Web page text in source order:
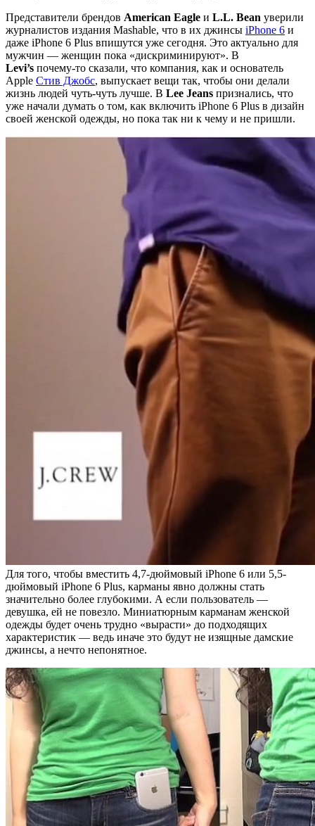
Представители брендов American Eagle и L.L. Bean уверили
журналистов издания Mashable, что в их джинсы iPhone 6 и
даже iPhone 6 Plus впишутся уже сегодня. Это актуально для
мужчин — женщин пока «дискриминируют». В
Levi’s почему-то сказали, что компания, как и основатель
Apple Стив Джобс, выпускает вещи так, чтобы они делали
жизнь людей чуть-чуть лучше. В Lee Jeans признались, что
уже начали думать о том, как включить iPhone 6 Plus в дизайн
своей женской одежды, но пока так ни к чему и не пришли.
Для того, чтобы вместить 4,7-дюймовый iPhone 6 или 5,5-
дюймовый iPhone 6 Plus, карманы явно должны стать
значительно более глубокими. А если пользователь —
девушка, ей не повезло. Миниатюрным карманам женской
одежды будет очень трудно «вырасти» до подходящих
характеристик — ведь иначе это будут не изящные дамские
джинсы, а нечто непонятное.